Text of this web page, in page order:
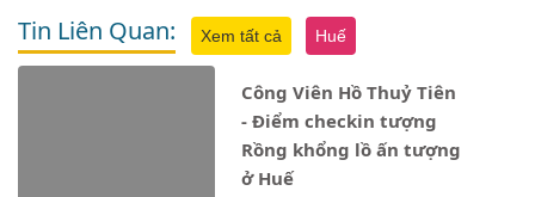
Tin Liên Quan: Xem tất cả Huế
Công Viên Hồ Thuỷ Tiên
- Điểm checkin tượng
Rồng khổng lồ ấn tượng
ở Huế